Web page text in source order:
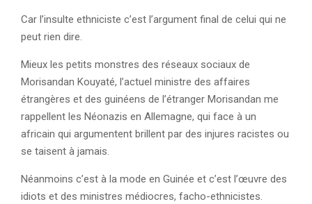
Car l’insulte ethniciste c’est l’argument final de celui qui ne
peut rien dire.
Mieux les petits monstres des réseaux sociaux de
Morisandan Kouyaté, l’actuel ministre des affaires
étrangères et des guinéens de l’étranger Morisandan me
rappellent les Néonazis en Allemagne, qui face à un
africain qui argumentent brillent par des injures racistes ou
se taisent à jamais.
Néanmoins c’est à la mode en Guinée et c’est l’œuvre des
idiots et des ministres médiocres, facho-ethnicistes.